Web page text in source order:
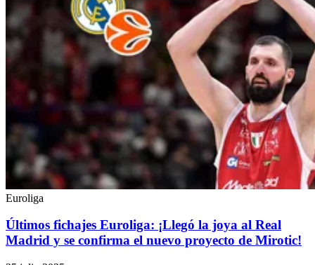
Euroliga
Últimos fichajes Euroliga: ¡Llegó la joya al Real
Madrid y se confirma el nuevo proyecto de Mirotic!